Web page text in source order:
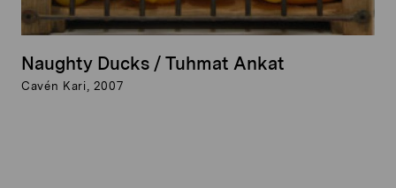
Naughty Ducks / Tuhmat Ankat
Cavén Kari, 2007